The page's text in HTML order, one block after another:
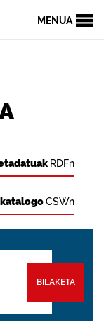
MENUA
RDFn
CSWn
BILAKETA